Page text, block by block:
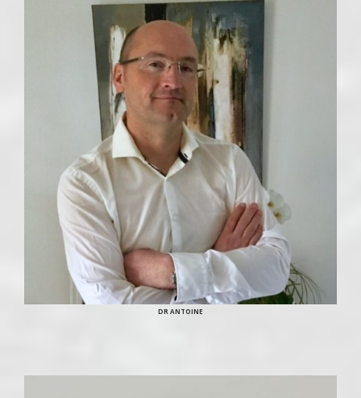
DR ANTOINE